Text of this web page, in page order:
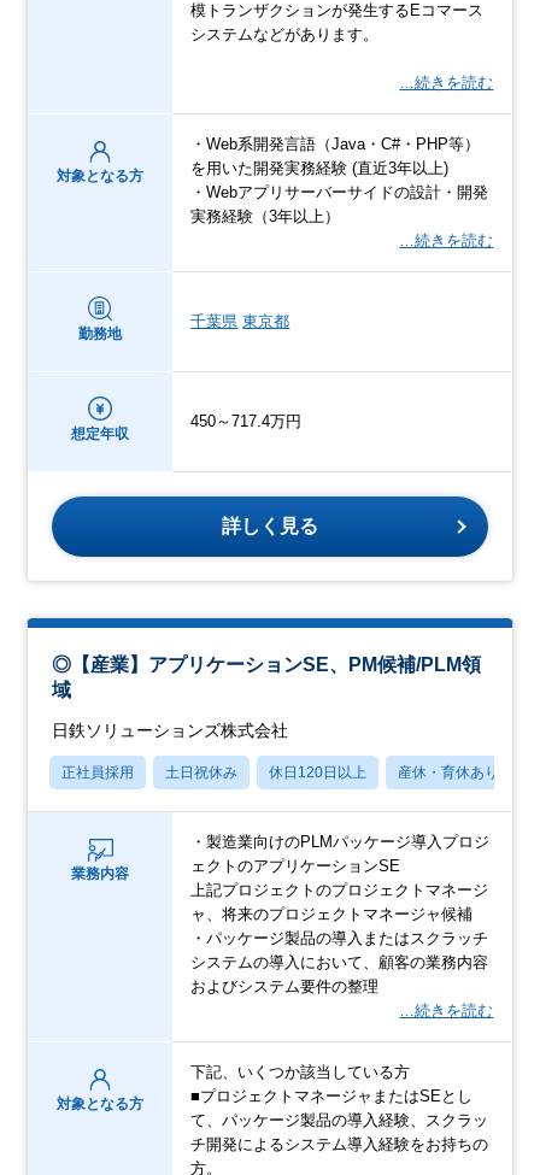
模トランザクションが発生するEコマース
システムなどがあります。
…続きを読む
対象となる方
・Web系開発言語（Java・C#・PHP等）
を用いた開発実務経験 (直近3年以上)
・Webアプリサーバーサイドの設計・開発
実務経験（3年以上）
…続きを読む
勤務地
千葉県 東京都
想定年収
450～717.4万円
詳しく見る
◎【産業】アプリケーションSE、PM候補/PLM領
域
日鉄ソリューションズ株式会社
正社員採用 土日祝休み 休日120日以上 産休・育休あり
業務内容
・製造業向けのPLMパッケージ導入プロジ
ェクトのアプリケーションSE
上記プロジェクトのプロジェクトマネージ
ャ、将来のプロジェクトマネージャ候補
・パッケージ製品の導入またはスクラッチ
システムの導入において、顧客の業務内容
およびシステム要件の整理
…続きを読む
対象となる方
下記、いくつか該当している方
■プロジェクトマネージャまたはSEとし
て、パッケージ製品の導入経験、スクラッ
チ開発によるシステム導入経験をお持ちの
方。